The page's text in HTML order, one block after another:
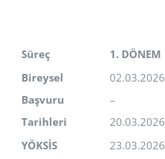
Süreç 1. DÖNEM
Bireysel
Başvuru
Tarihleri
02.03.2026
–
20.03.2026
YÖKSİS
23.03.2026